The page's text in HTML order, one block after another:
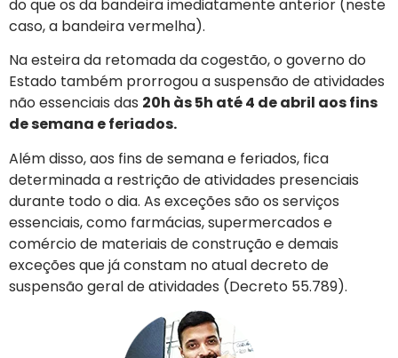
do que os da bandeira imediatamente anterior (neste
caso, a bandeira vermelha).
Na esteira da retomada da cogestão, o governo do
Estado também prorrogou a suspensão de atividades
não essenciais das 20h às 5h até 4 de abril aos fins
de semana e feriados.
Além disso, aos fins de semana e feriados, fica
determinada a restrição de atividades presenciais
durante todo o dia. As exceções são os serviços
essenciais, como farmácias, supermercados e
comércio de materiais de construção e demais
exceções que já constam no atual decreto de
suspensão geral de atividades (Decreto 55.789).